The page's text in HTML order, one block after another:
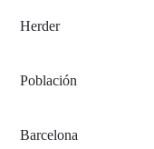
Herder
Población
Barcelona